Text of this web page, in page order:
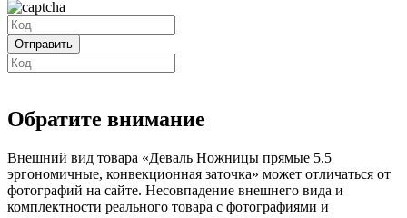
Обратите внимание
Внешний вид товара «Деваль Ножницы прямые 5.5
эргономичные, конвекционная заточка» может отличаться от
фотографий на сайте. Несовпадение внешнего вида и
комплектности реального товара с фотографиями и